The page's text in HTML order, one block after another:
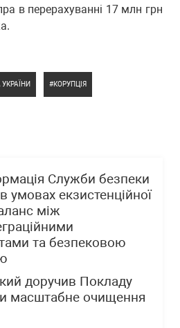
в перерахуванні 17 млн грн
КОРУПЦІЯ
Служби безпеки
умовах екзистенційної
між
та безпековою
доручив Покладу
масштабне очищення